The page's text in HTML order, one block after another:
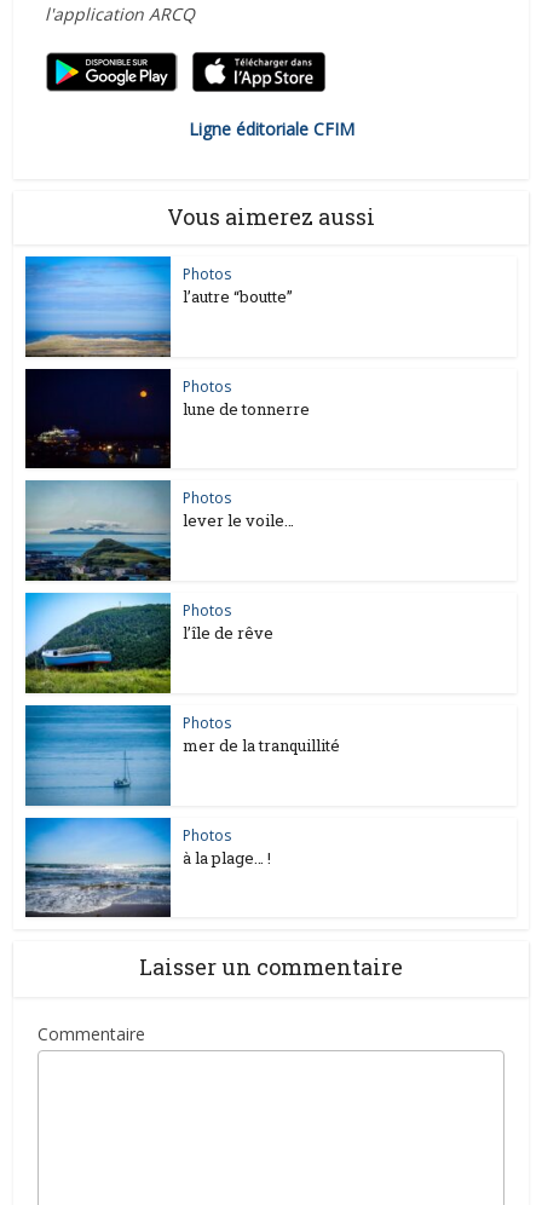
l'application ARCQ
Ligne éditoriale CFIM
Vous aimerez aussi
Photos
l’autre “boutte”
Photos
lune de tonnerre
Photos
lever le voile…
Photos
l’île de rêve
Photos
mer de la tranquillité
Photos
à la plage… !
Laisser un commentaire
Commentaire